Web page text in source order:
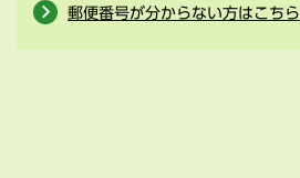
郵便番号が分からない方はこちら